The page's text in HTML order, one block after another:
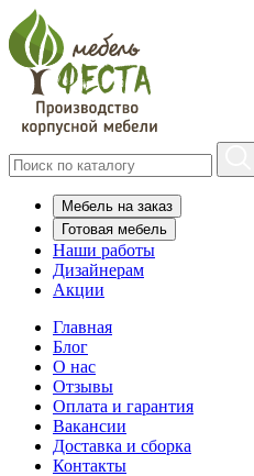
Мебель на заказ
Готовая мебель
Наши работы
Дизайнерам
Акции
Главная
Блог
О нас
Отзывы
Оплата и гарантия
Вакансии
Доставка и сборка
Контакты